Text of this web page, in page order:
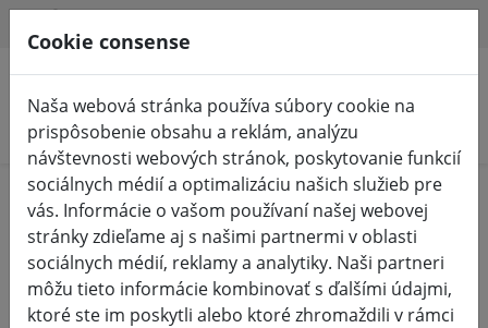
Vyhľadať produkty
Home
Rozprávkové svetlá a osvetlenie
Rozprávkové svetlá
Cookie consense
Naša webová stránka používa súbory cookie na
prispôsobenie obsahu a reklám, analýzu
návštevnosti webových stránok, poskytovanie funkcií
sociálnych médií a optimalizáciu našich služieb pre
vás. Informácie o vašom používaní našej webovej
stránky zdieľame aj s našimi partnermi v oblasti
sociálnych médií, reklamy a analytiky. Naši partneri
môžu tieto informácie kombinovať s ďalšími údajmi,
ktoré ste im poskytli alebo ktoré zhromaždili v rámci